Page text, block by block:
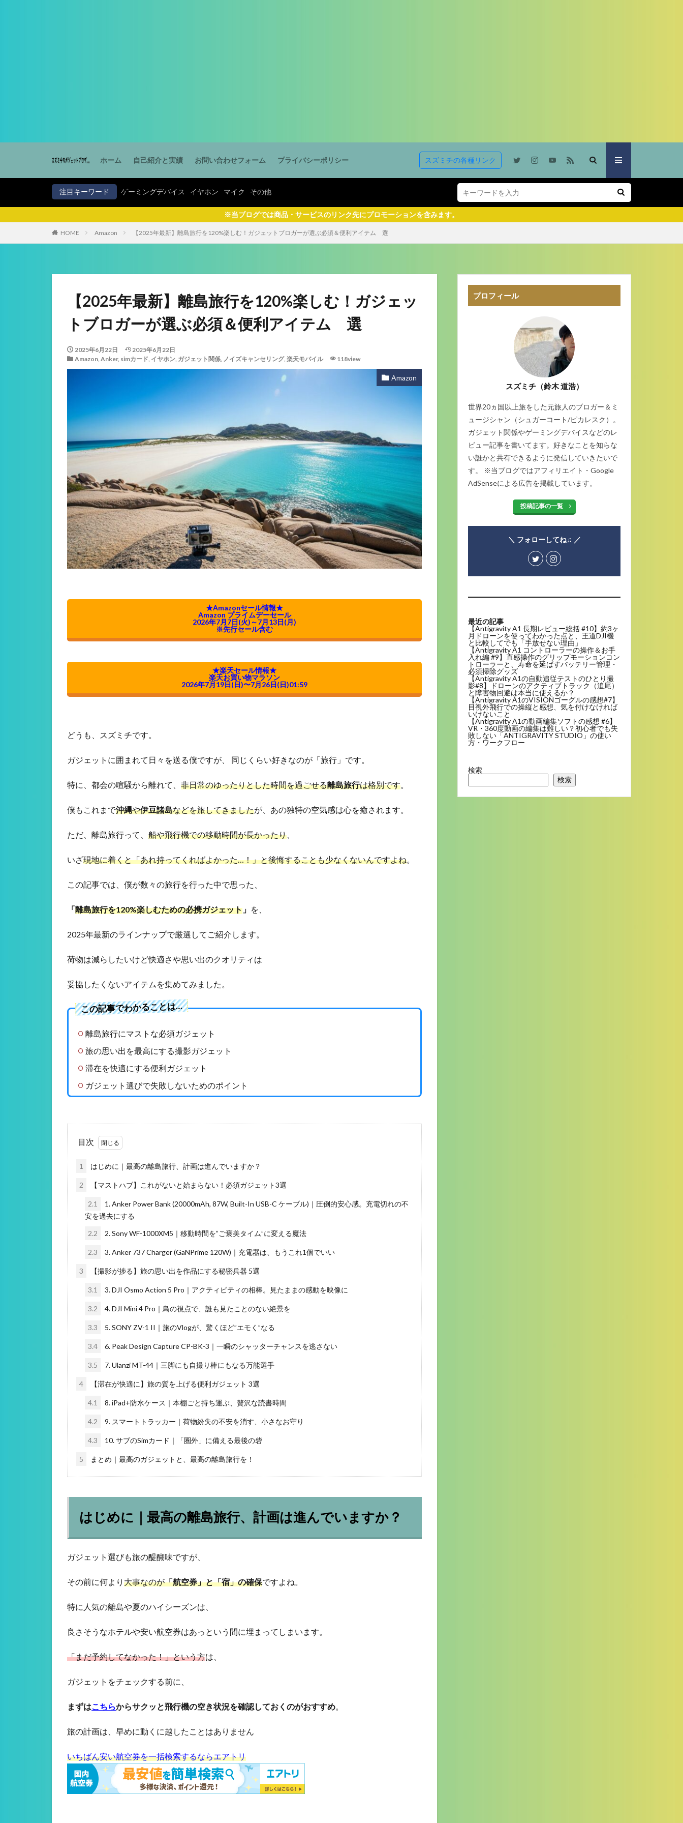
ホーム 自己紹介と実績 お問い合わせフォーム プライバシーポリシー スズミチの各種リンク
注目キーワード ゲーミングデバイス イヤホン マイク その他
※当ブログでは商品・サービスのリンク先にプロモーションを含みます。
HOME Amazon 【2025年最新】離島旅行を120%楽しむ！ガジェットブロガーが選ぶ必須＆便利アイテム 選
【2025年最新】離島旅行を120%楽しむ！ガジェッ
トブロガーが選ぶ必須＆便利アイテム 選
2025年6月22日
2025年6月22日
Amazon, Anker, simカード, イヤホン, ガジェット関係, ノイズキャンセリング, 楽天モバイル 118view
Amazon
★Amazonセール情報★
Amazon プライムデーセール
2026年7月7日(火)～7月13日(月)
※先行セール含む
★楽天セール情報★
楽天お買い物マラソン
2026年7月19日(日)〜7月26日(日)01:59
どうも、スズミチです。
ガジェットに囲まれて日々を送る僕ですが、 同じくらい好きなのが「旅行」です。
特に、都会の喧騒から離れて、 非日常のゆったりとした時間を過ごせる離島旅行は格別です
僕もこれまで沖縄や伊豆諸島などを旅してきましたが、あの独特の空気感は心を癒されます。
ただ、離島旅行って、 船や飛行機での移動時間が長かったり
いざ現地に着くと「あれ持ってくればよかった…！」と後悔することも少なくないんですよね
この記事では、僕が数々の旅行を行った中で思った、
「離島旅行を120%楽しむための必携ガジェット 」 を、
2025年最新のラインナップで厳選してご紹介します。
荷物は減らしたいけど快適さや思い出のクオリティは
妥協したくないアイテムを集めてみました。
この記事でわかることは…
離島旅行にマストな必須ガジェット
旅の思い出を最高にする撮影ガジェット
滞在を快適にする便利ガジェット
ガジェット選びで失敗しないためのポイント
目次
1 はじめに｜最高の離島旅行、計画は進んでいますか？
2 【マストハブ】これがないと始まらない！必須ガジェット3選
2.1
1. Anker Power Bank (20000mAh, 87W, Built-In USB-C ケーブル)｜圧倒的安心感。充電切れの不
安を過去にする
2.2
2. Sony WF-1000XM5｜移動時間を”ご褒美タイム”に変える魔法
2.3 3. Anker 737 Charger (GaNPrime 120W)｜充電器は、もうこれ1個でいい
3 【撮影が捗る】旅の思い出を作品にする秘密兵器 5選
3.1 3. DJI Osmo Action 5 Pro｜アクティビティの相棒。見たままの感動を映像に
3.2 4. DJI Mini 4 Pro｜鳥の視点で、誰も見たことのない絶景を
3.3 5. SONY ZV-1 II｜旅のVlogが、驚くほど”エモく”なる
3.4 6. Peak Design Capture CP-BK-3｜一瞬のシャッターチャンスを逃さない
3.5 7. Ulanzi MT-44｜三脚にも自撮り棒にもなる万能選手
4 【滞在が快適に】旅の質を上げる便利ガジェット 3選
4.1 8. iPad+防水ケース｜本棚ごと持ち運ぶ、贅沢な読書時間
4.2 9. スマートトラッカー｜荷物紛失の不安を消す、小さなお守り
4.3 10. サブのSimカード｜「圏外」に備える最後の砦
5 まとめ｜最高のガジェットと、最高の離島旅行を！
はじめに｜最高の離島旅行、計画は進んでいますか？
ガジェット選びも旅の醍醐味ですが、
その前に何より 大事なのが「航空券」と「宿」の確保ですよね。
特に人気の離島や夏のハイシーズンは、
良さそうなホテルや安い航空券はあっという間に埋まってしまいます。
「まだ予約してなかった！」という方は、
ガジェットをチェックする前に、
まずはこちらからサクッと飛行機の空き状況を確認しておくのがおすすめ
旅の計画は、早めに動くに越したことはありません
いちばん安い航空券を一括検索するならエアトリ
プロフィール
スズミチ（鈴木 道浩）
世界20ヵ国以上旅をした元旅人のブロガー＆ミ
ュージシャン（シュガーコート/ピカレスク）。
ガジェット関係やゲーミングデバイスなどのレ
ビュー記事を書いてます。好きなことを知らな
い誰かと共有できるように発信していきたいで
す。 ※当ブログではアフィリエイト・Google
AdSenseによる広告を掲載しています。
投稿記事の一覧
＼ フォローしてね♫ ／
最近の記事
【Antigravity A1 長期レビュー総括 #10】約3ヶ
月ドローンを使ってわかった点と、王道DJI機
と比較してでも「手放せない理由」
【Antigravity A1 コントローラーの操作＆お手
入れ編 #9】直感操作のグリップモーションコン
トローラーと、寿命を延ばすバッテリー管理・
必須掃除グッズ
【Antigravity A1の自動追従テストのひとり撮
影#8】ドローンのアクティブトラック（追尾）
と障害物回避は本当に使えるか？
【Antigravity A1のVISIONゴーグルの感想#7】
目視外飛行での操縦と感想、気を付けなければ
いけないこと
【Antigravity A1の動画編集ソフトの感想 #6】
VR・360度動画の編集は難しい？初心者でも失
敗しない「ANTIGRAVITY STUDIO」の使い
方・ワークフロー
検索
検索